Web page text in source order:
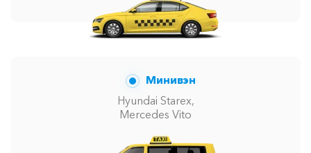
Минивэн
Hyundai Starex,
Mercedes Vito